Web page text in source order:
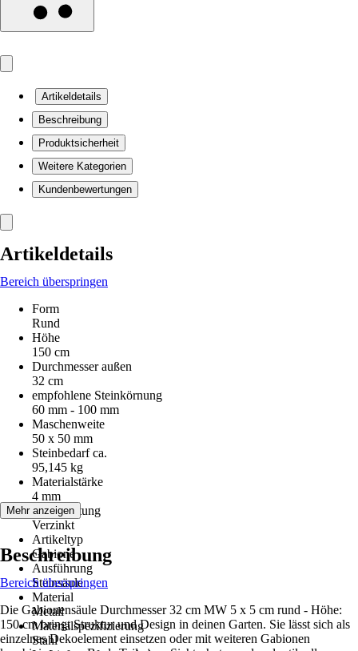
Artikeldetails
Beschreibung
Produktsicherheit
Weitere Kategorien
Kundenbewertungen
Artikeldetails
Bereich überspringen
Form
Rund
Höhe
150 cm
Durchmesser außen
32 cm
empfohlene Steinkörnung
60 mm - 100 mm
Maschenweite
50 x 50 mm
Steinbedarf ca.
95,145 kg
Materialstärke
4 mm
Beschichtung
Verzinkt
Artikeltyp
Gabione
Ausführung
Steinsäule
Material
Metall
Materialspezifizierung
Stahl
Mehr anzeigen
Beschreibung
Bereich überspringen
Die Gabionensäule Durchmesser 32 cm MW 5 x 5 cm rund - Höhe:
150 cm bringt Struktur und Design in deinen Garten. Sie lässt sich als
einzelnes Dekoelement einsetzen oder mit weiteren Gabionen